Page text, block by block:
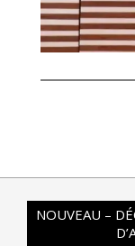
NOUVEAU –